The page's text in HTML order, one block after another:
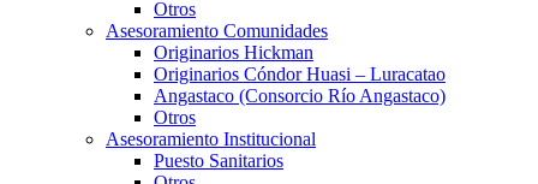
Otros
Asesoramiento Comunidades
Originarios Hickman
Originarios Cóndor Huasi – Luracatao
Angastaco (Consorcio Río Angastaco)
Otros
Asesoramiento Institucional
Puesto Sanitarios